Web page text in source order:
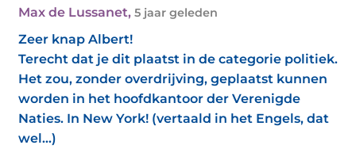
Max de Lussanet, 5 jaar geleden
Zeer knap Albert!
Terecht dat je dit plaatst in de categorie politiek.
Het zou, zonder overdrijving, geplaatst kunnen
worden in het hoofdkantoor der Verenigde
Naties. In New York! (vertaald in het Engels, dat
wel...)